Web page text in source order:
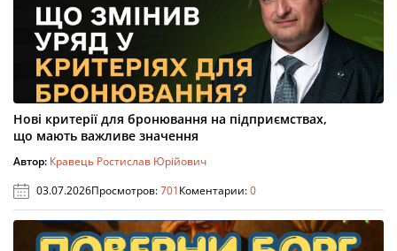
Нові критерії для бронювання на підприємствах,
що мають важливе значення
Автор: Кравець Ростислав Юрійович
03.07.2026Просмотров:701Коментарии:0